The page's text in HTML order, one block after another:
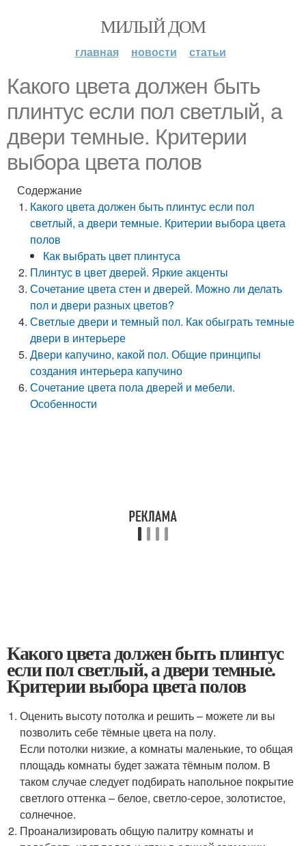
МИЛЫЙ ДОМ
главная новости статьи
Какого цвета должен быть
плинтус если пол светлый, а
двери темные. Критерии
выбора цвета полов
Содержание
Какого цвета должен быть плинтус если пол
светлый, а двери темные. Критерии выбора цвета
полов
Как выбрать цвет плинтуса
Плинтус в цвет дверей. Яркие акценты
Сочетание цвета стен и дверей. Можно ли делать
пол и двери разных цветов?
Светлые двери и темный пол. Как обыграть темные
двери в интерьере
Двери капучино, какой пол. Общие принципы
создания интерьера капучино
Сочетание цвета пола дверей и мебели.
Особенности
Какого цвета должен быть плинтус
если пол светлый, а двери темные.
Критерии выбора цвета полов
Оценить высоту потолка и решить – можете ли вы
позволить себе тёмные цвета на полу.
Если потолки низкие, а комнаты маленькие, то общая
площадь комнаты будет зажата тёмным полом. В
таком случае следует подбирать напольное покрытие
светлого оттенка – белое, светло-серое, золотистое,
солнечное.
Проанализировать общую палитру комнаты и